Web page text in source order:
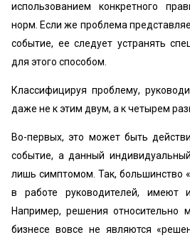
использованием конкретного
норм. Если же проблема
событие, ее следует устранять
для этого способом.
Классифицируя проблему,
даже не к этим двум, а к четырем
Во-первых, это может быть
событие, а данный
лишь симптомом. Так, большинство
в работе руководителей, имеют
Например, решения относительно
бизнесе вовсе не являются